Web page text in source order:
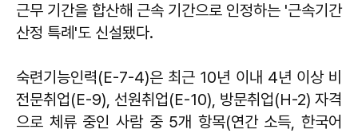
근무 기간을 합산해 근속 기간으로 인정하는 '근속기간
산정 특례'도 신설됐다.
숙련기능인력(E-7-4)은 최근 10년 이내 4년 이상 비
전문취업(E-9), 선원취업(E-10), 방문취업(H-2) 자격
으로 체류 중인 사람 중 5개 항목(연간 소득, 한국어